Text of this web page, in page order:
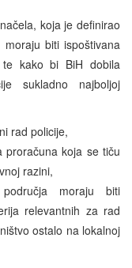
koja je definirao
biti ispoštivana
kako bi BiH dobila
sukladno najboljoj
rad policije,
proračuna koja se tiču
razini,
područja moraju biti
relevantnih za rad
ostalo na lokalnoj